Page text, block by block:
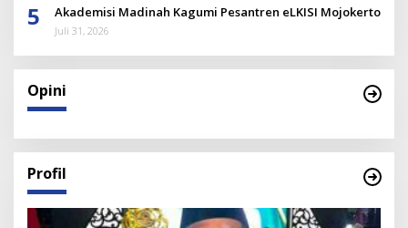
5 Akademisi Madinah Kagumi Pesantren eLKISI Mojokerto
Juli 31, 2026
Opini
Profil